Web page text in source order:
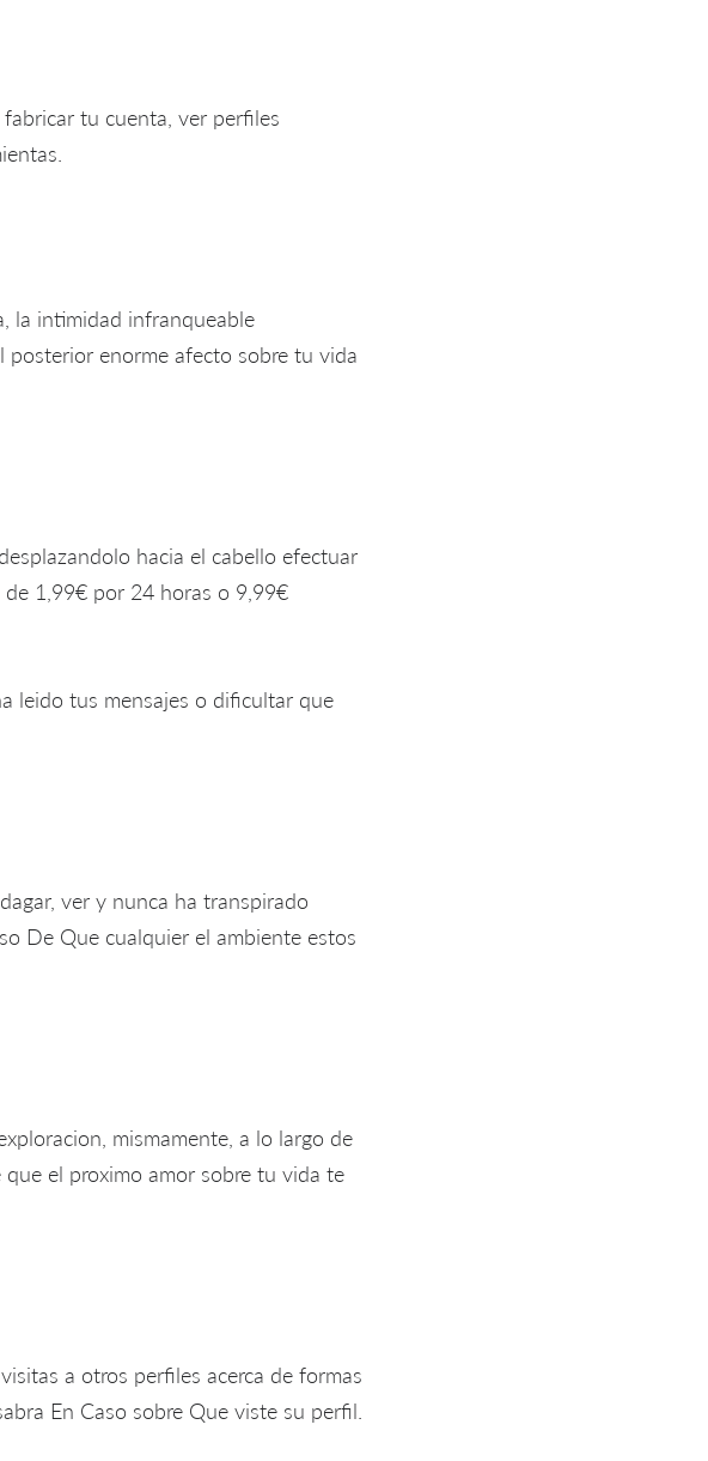
tu cuenta, ver perfiles
la intimidad infranqueable
enorme afecto sobre tu vida
hacia el cabello efectuar
de 1,99€ por 24 horas o 9,99€
leido tus mensajes o dificultar que
ver y nunca ha transpirado
De Que cualquier el ambiente estos
mismamente, a lo largo de
el proximo amor sobre tu vida te
a otros perfiles acerca de formas
En Caso sobre Que viste su perfil.